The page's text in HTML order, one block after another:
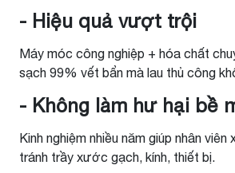
- Hiệu quả vượt trội
Máy móc công nghiệp + hóa chất
sạch 99% vết bẩn mà lau thủ công
- Không làm hư hại bề
Kinh nghiệm nhiều năm giúp nhân
tránh trầy xước gạch, kính, thiết bị.